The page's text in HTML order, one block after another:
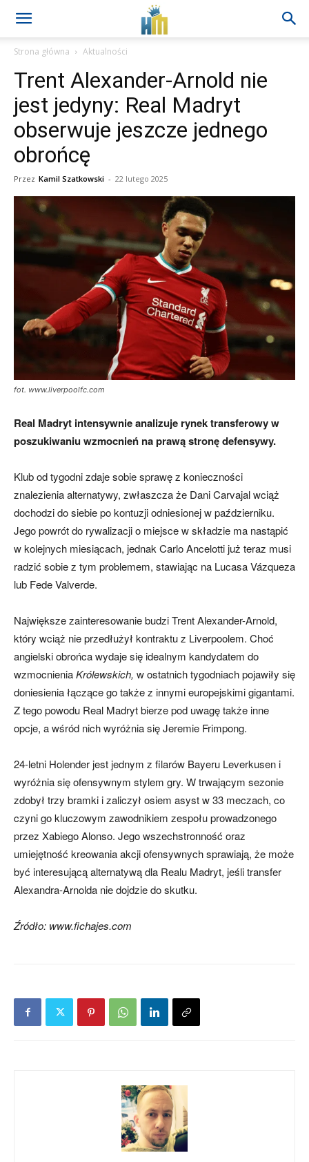
Strona główna Aktualności
Trent Alexander-Arnold nie
jest jedyny: Real Madryt
obserwuje jeszcze jednego
obrońcę
Przez Kamil Szatkowski - 22 lutego 2025
fot. www.liverpoolfc.com
Real Madryt intensywnie analizuje rynek transferowy w
poszukiwaniu wzmocnień na prawą stronę defensywy.
Klub od tygodni zdaje sobie sprawę z konieczności
znalezienia alternatywy, zwłaszcza że Dani Carvajal wciąż
dochodzi do siebie po kontuzji odniesionej w październiku.
Jego powrót do rywalizacji o miejsce w składzie ma nastąpić
w kolejnych miesiącach, jednak Carlo Ancelotti już teraz musi
radzić sobie z tym problemem, stawiając na Lucasa Vázqueza
lub Fede Valverde.
Największe zainteresowanie budzi Trent Alexander-Arnold,
który wciąż nie przedłużył kontraktu z Liverpoolem. Choć
angielski obrońca wydaje się idealnym kandydatem do
wzmocnieniaKrólewskich, w ostatnich tygodniach pojawiły się
doniesienia łączące go także z innymi europejskimi gigantami.
Z tego powodu Real Madryt bierze pod uwagę także inne
opcje, a wśród nich wyróżnia się Jeremie Frimpong.
24-letni Holender jest jednym z filarów Bayeru Leverkusen i
wyróżnia się ofensywnym stylem gry. W trwającym sezonie
zdobył trzy bramki i zaliczył osiem asyst w 33 meczach, co
czyni go kluczowym zawodnikiem zespołu prowadzonego
przez Xabiego Alonso. Jego wszechstronność oraz
umiejętność kreowania akcji ofensywnych sprawiają, że może
być interesującą alternatywą dla Realu Madryt, jeśli transfer
Alexandra-Arnolda nie dojdzie do skutku.
Źródło: www.fichajes.com